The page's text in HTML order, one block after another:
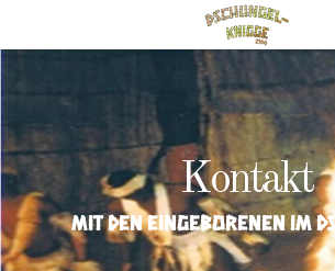
Kontakt
mit den Eingeborenen im